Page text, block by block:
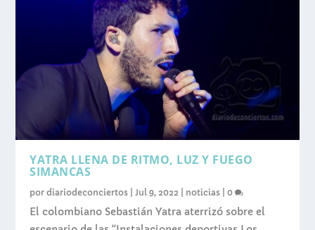
YATRA LLENA DE RITMO, LUZ Y FUEGO
SIMANCAS
pordiariodeconciertos Jul 9, 2022 noticias |0
El colombiano Sebastián Yatra aterrizó sobre el